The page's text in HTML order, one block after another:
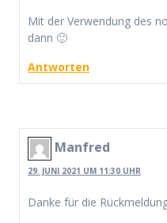
Mit der Verwendung des
dann 🙂
Antworten
Manfred
29. JUNI 2021 UM 11:30 UHR
Danke für die